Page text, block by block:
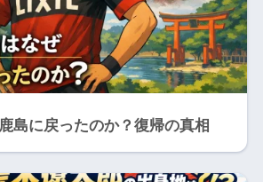
島に戻ったのか？復帰の真相